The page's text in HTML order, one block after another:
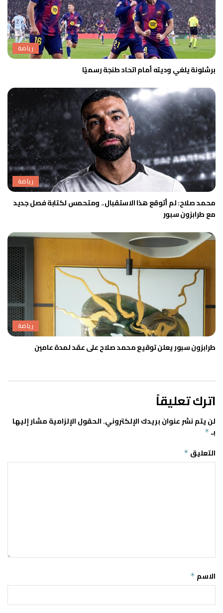
رياضة
برشلونة يلغي وديته أمام اتحاد طنجة رسميًا
رياضة
محمد صلاح: لم أتوقع هذا الاستقبال.. ومتحمس لكتابة فصل جديد
مع طرابزون سبور
رياضة
طرابزون سبور يعلن توقيع محمد صلاح على عقد لمدة عامين
اترك تعليقاً
لن يتم نشر عنوان بريدك الإلكتروني.الحقول الإلزامية مشار إليها
بـ *
التعليق *
الاسم *